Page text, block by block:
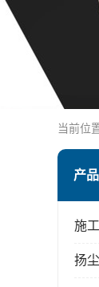
当前位
产
施
扬